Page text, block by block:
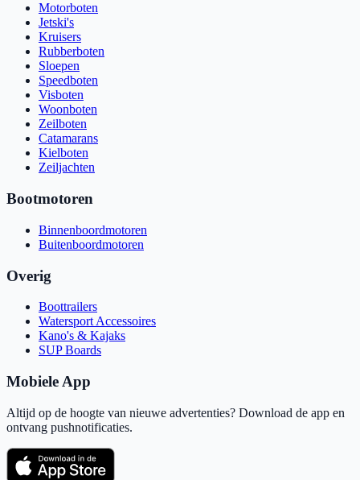
Motorboten
Jetski's
Kruisers
Rubberboten
Sloepen
Speedboten
Visboten
Woonboten
Zeilboten
Catamarans
Kielboten
Zeiljachten
Bootmotoren
Binnenboordmotoren
Buitenboordmotoren
Overig
Boottrailers
Watersport Accessoires
Kano's & Kajaks
SUP Boards
Mobiele App
Altijd op de hoogte van nieuwe advertenties? Download de app en
ontvang pushnotificaties.